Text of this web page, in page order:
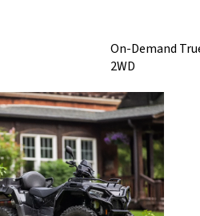
On-Demand
2WD